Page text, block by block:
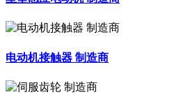
电动机接触器 制造商